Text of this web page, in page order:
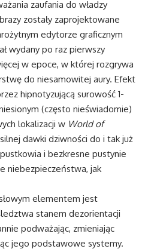
zaufania do władzy
zostały zaprojektowane
edytorze graficznym
wydany po raz pierwszy
w epoce, w której rozgrywa
do niesamowitej aury. Efekt
hipnotyzującą surowość 1-
(często nieświadomie)
lokalizacji w World of
dawki dziwności do i tak już
i bezkresne pustynie
niebezpieczeństwa, jak
elementem jest
stanem dezorientacji
podważając, zmieniając
jego podstawowe systemy.